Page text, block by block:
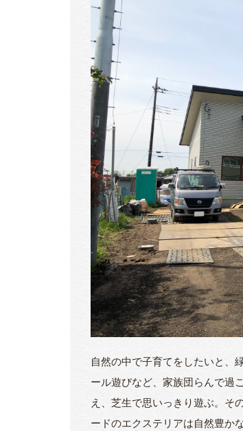
自然の中で子育てをしたいと、
ール遊びなど、家族団らんで過
え、芝生で思いっきり遊ぶ。そ
ードのエクステリアは自然豊か